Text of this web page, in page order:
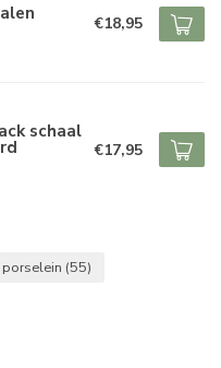
€18,95
schaal
€17,95
porselein (55)